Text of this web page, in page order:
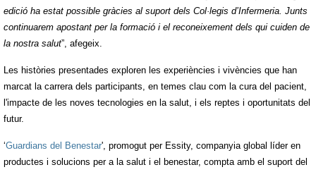
edició ha estat possible gràcies al suport dels Col·legis d’Infermeria. Junts
continuarem apostant per la formació i el reconeixement dels qui cuiden de
la nostra salut”, afegeix.
Les històries presentades exploren les experiències i vivències que han
marcat la carrera dels participants, en temes clau com la cura del pacient,
l'impacte de les noves tecnologies en la salut, i els reptes i oportunitats del
futur.
‘Guardians del Benestar', promogut per Essity, companyia global líder en
productes i solucions per a la salut i el benestar, compta amb el suport del